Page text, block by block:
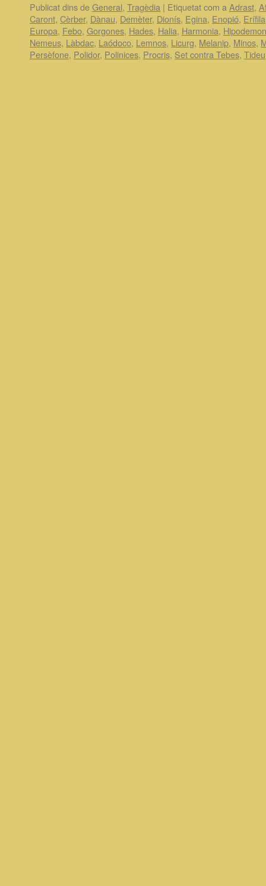
Publicat dins deGeneral, Tragèdia | Etiquetat com a Adrast,
Caront, Cèrber, Dànau, Demèter, Dionís, Egina, Enopió, Erífila
Europa, Febo, Gorgones, Hades, Halia, Harmonia,
Nemeus, Làbdac, Laódoco, Lemnos, Licurg, Melanip, Minos,
Persèfone, Polidor, Polinices, Procris, Set contra Tebes, Tideu